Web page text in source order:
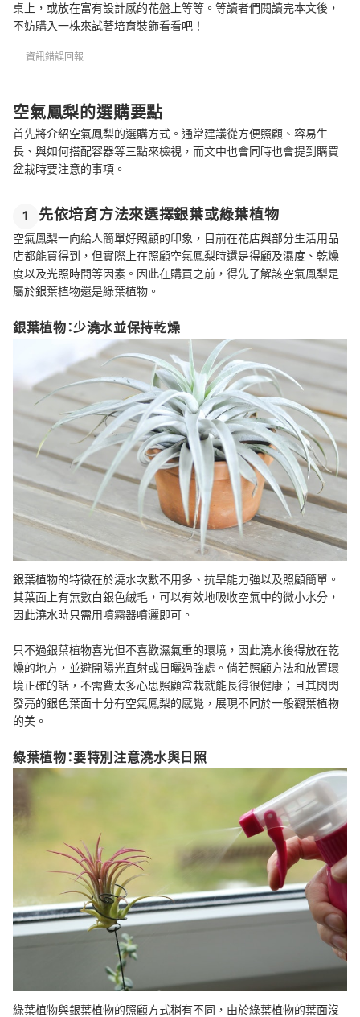
桌上，或放在富有設計感的花盤上等等。等讀者們閱讀完本文後，
不妨購入一株來試著培育裝飾看看吧！
資訊錯誤回報
空氣鳳梨的選購要點
首先將介紹空氣鳳梨的選購方式。通常建議從方便照顧、容易生
長、與如何搭配容器等三點來檢視，而文中也會同時也會提到購買
盆栽時要注意的事項。
1 先依培育方法來選擇銀葉或綠葉植物
空氣鳳梨一向給人簡單好照顧的印象，目前在花店與部分生活用品
店都能買得到，但實際上在照顧空氣鳳梨時還是得顧及濕度、乾燥
度以及光照時間等因素。因此在購買之前，得先了解該空氣鳳梨是
屬於銀葉植物還是綠葉植物。
銀葉植物：少澆水並保持乾燥
銀葉植物的特徵在於澆水次數不用多、抗旱能力強以及照顧簡單。
其葉面上有無數白銀色絨毛，可以有效地吸收空氣中的微小水分，
因此澆水時只需用噴霧器噴灑即可。
只不過銀葉植物喜光但不喜歡濕氣重的環境，因此澆水後得放在乾
燥的地方，並避開陽光直射或日曬過強處。倘若照顧方法和放置環
境正確的話，不需費太多心思照顧盆栽就能長得很健康；且其閃閃
發亮的銀色葉面十分有空氣鳳梨的感覺，展現不同於一般觀葉植物
的美。
綠葉植物：要特別注意澆水與日照
綠葉植物與銀葉植物的照顧方式稍有不同，由於綠葉植物的葉面沒